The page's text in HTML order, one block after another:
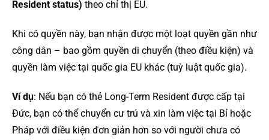
Resident status) theo chỉ thị EU.
Khi có quyền này, bạn nhận được một loạt quyền gần như
công dân – bao gồm quyền di chuyển (theo điều kiện) và
quyền làm việc tại quốc gia EU khác (tuỳ luật quốc gia).
Ví dụ: Nếu bạn có thẻ Long-Term Resident được cấp tại
Đức, bạn có thể chuyển cư trú và xin làm việc tại Bỉ hoặc
Pháp với điều kiện đơn giản hơn so với người chưa có